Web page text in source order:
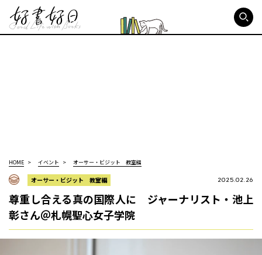
HOME イベント オーサー・ビジット 教室編
オーサー・ビジット 教室編 2025.02.26
尊重し合える真の国際人に ジャーナリスト・池上
彰さん＠札幌聖心女子学院